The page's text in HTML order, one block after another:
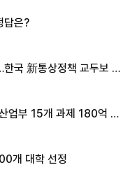
답은?
국 新통상정책 교두보 활
업부 15개 과제 180억 지
개 대학 선정